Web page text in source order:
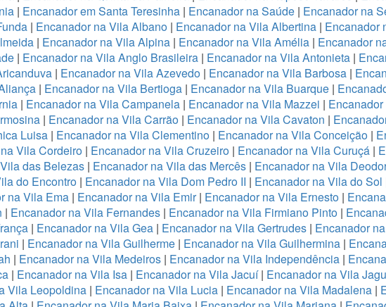
| Encanador em Santa Teresinha| Encanador na Saúde| Encanador na
| Encanador na Vila Albano | Encanador na Vila Albertina | Encanador
| Encanador na Vila Alpina | Encanador na Vila Amélia | Encanador
| Encanador na Vila Anglo Brasileira | Encanador na Vila Antonieta |
| Encanador na Vila Azevedo| Encanador na Vila Barbosa|
| Encanador na Vila Bertioga | Encanador na Vila Buarque |
| Encanador na Vila Campanela | Encanador na Vila Mazzei |
| Encanador na Vila Carrão | Encanador na Vila Cavaton |
Luisa | Encanador na Vila Clementino| Encanador na Vila Conceição|
Vila Cordeiro | Encanador na Vila Cruzeiro | Encanador na Vila Curuçá |
das Belezas | Encanador na Vila das Mercês | Encanador na Vila
do Encontro| Encanador na Vila Dom Pedro II | Encanador na Vila do Sol
na Vila Ema | Encanador na Vila Emir| Encanador na Vila Ernesto |
| Encanador na Vila Fernandes | Encanador na Vila Firmiano Pinto |
| Encanador na Vila Gea| Encanador na Vila Gertrudes| Encanador
| Encanador na Vila Guilherme| Encanador na Vila Guilhermina|
| Encanador na Vila Medeiros| Encanador na Vila Independência|
| Encanador na Vila Isa| Encanador na Vila Jacuí| Encanador na Vila
Vila Leopoldina| Encanador na Vila Lucia| Encanador na Vila Madalena|